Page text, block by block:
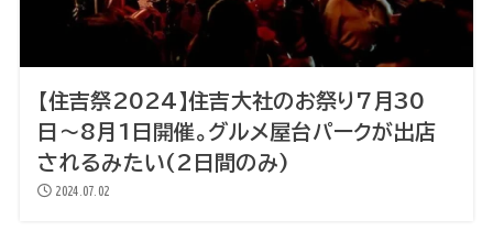
【住吉祭2024】住吉大社のお祭り7月30
日〜8月1日開催。グルメ屋台パークが出店
されるみたい(2日間のみ)
2024.07.02